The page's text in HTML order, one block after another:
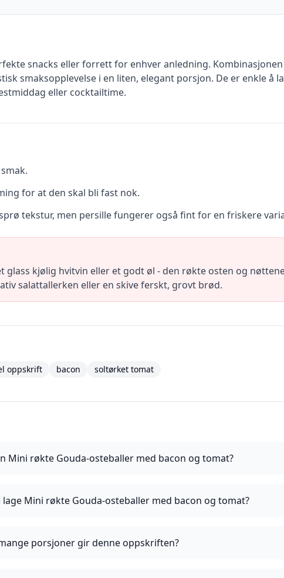
snacks eller forrett for enhver anledning.
smaksopplevelse i en liten, elegant porsjon. De er enkle å
eller cocktailtime.
for at den skal bli fast nok.
tekstur, men persille fungerer også fint for en friskere
glass kjølig hvitvin eller et godt øl - den røkte osten og
salattallerken eller en skive ferskt, grovt brød.
oppskrift bacon soltørket tomat
Mini røkte Gouda-osteballer med bacon og tomat?
Mini røkte Gouda-osteballer med bacon og tomat?
porsjoner gir denne oppskriften?